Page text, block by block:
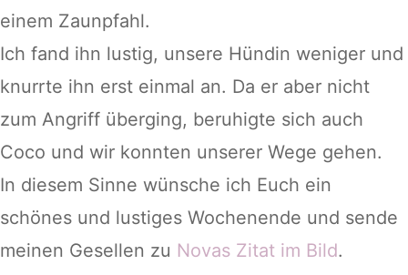
einem Zaunpfahl.
Ich fand ihn lustig, unsere Hündin weniger und
knurrte ihn erst einmal an. Da er aber nicht
zum Angriff überging, beruhigte sich auch
Coco und wir konnten unserer Wege gehen.
In diesem Sinne wünsche ich Euch ein
schönes und lustiges Wochenende und sende
meinen Gesellen zu Novas Zitat im Bild.